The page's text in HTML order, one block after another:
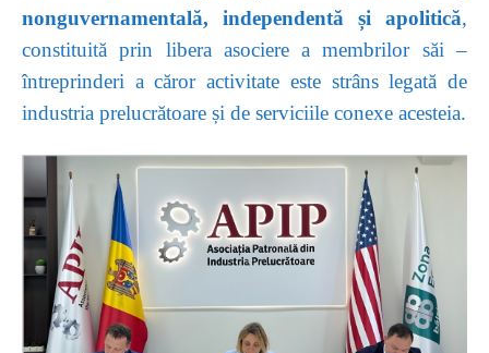
nonguvernamentală, independentă și apolitică,
constituită prin libera asociere a membrilor săi –
întreprinderi a căror activitate este strâns legată de
industria prelucrătoare și de serviciile conexe acesteia.